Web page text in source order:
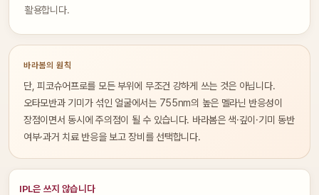
활용합니다.
바라봄의 원칙
단, 피코슈어프로를 모든 부위에 무조건 강하게 쓰는 것은 아닙니다.
오타모반과 기미가 섞인 얼굴에서는 755nm의 높은 멜라닌 반응성이
장점이면서 동시에 주의점이 될 수 있습니다. 바라봄은 색·깊이·기미 동반
여부·과거 치료 반응을 보고 장비를 선택합니다.
IPL은 쓰지 않습니다